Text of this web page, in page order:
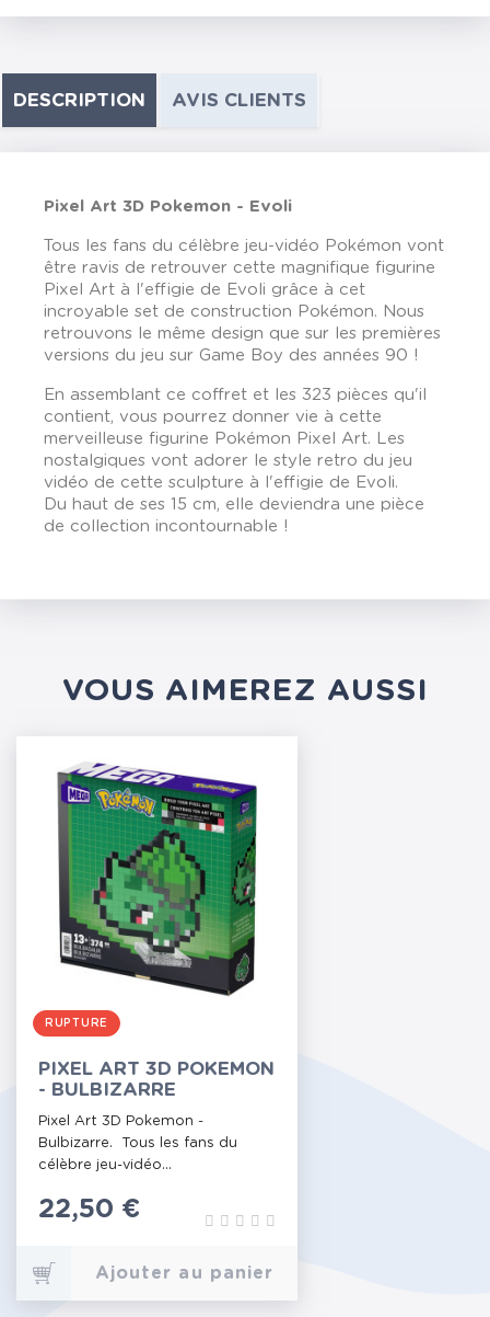
DESCRIPTION AVIS CLIENTS
Pixel Art 3D Pokemon - Evoli
Tous les fans du célèbre jeu-vidéo Pokémon vont
être ravis de retrouver cette magnifique figurine
Pixel Art à l'effigie de Evoli grâce à cet
incroyable set de construction Pokémon. Nous
retrouvons le même design que sur les premières
versions du jeu sur Game Boy des années 90 !
En assemblant ce coffret et les 323 pièces qu'il
contient, vous pourrez donner vie à cette
merveilleuse figurine Pokémon Pixel Art. Les
nostalgiques vont adorer le style retro du jeu
vidéo de cette sculpture à l'effigie de Evoli.
Du haut de ses 15 cm, elle deviendra une pièce
de collection incontournable !
VOUS AIMEREZ AUSSI
RUPTURE
PIXEL ART 3D POKEMON
- BULBIZARRE
Pixel Art 3D Pokemon -
Bulbizarre. Tous les fans du
célèbre jeu-vidéo...
Prix
22,50 €
Ajouter au panier